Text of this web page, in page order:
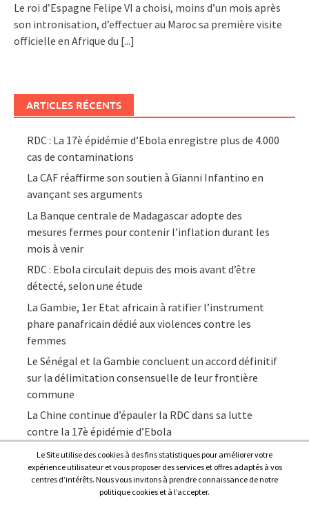
Le roi d’Espagne Felipe VI a choisi, moins d’un mois après
son intronisation, d’effectuer au Maroc sa première visite
officielle en Afrique du [...]
ARTICLES RÉCENTS
RDC : La 17è épidémie d’Ebola enregistre plus de 4.000
cas de contaminations
La CAF réaffirme son soutien à Gianni Infantino en
avançant ses arguments
La Banque centrale de Madagascar adopte des
mesures fermes pour contenir l’inflation durant les
mois à venir
RDC : Ebola circulait depuis des mois avant d’être
détecté, selon une étude
La Gambie, 1er Etat africain à ratifier l’instrument
phare panafricain dédié aux violences contre les
femmes
Le Sénégal et la Gambie concluent un accord définitif
sur la délimitation consensuelle de leur frontière
commune
La Chine continue d’épauler la RDC dans sa lutte
contre la 17è épidémie d’Ebola
Le Site utilise des cookies à des fins statistiques pour améliorer votre
expérience utilisateur et vous proposer des services et offres adaptés à vos
centres d’intérêts. Nous vous invitons à prendre connaissance de notre
politique cookies et à l’accepter.